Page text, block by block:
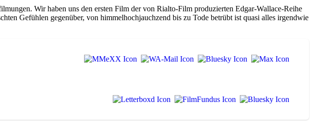
Wir haben uns den ersten Film der von Rialto-Film produzierten Edgar-Wallace-Reihe
Gefühlen gegenüber, von himmelhochjauchzend bis zu Tode betrübt ist quasi alles irgendwie